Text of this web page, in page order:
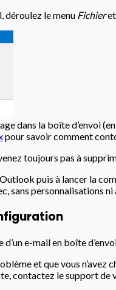
déroulez le menu Fichieret
dans la boîte d’envoi
pour savoir comment
toujours pas à
puis à lancer la
sans personnalisations ni
e-mail en boîte
et que vous
contactez le support de